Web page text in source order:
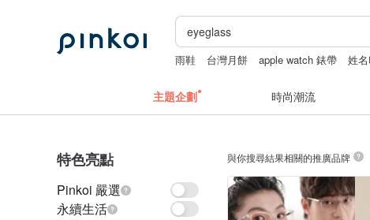
雨鞋 台灣月餅 apple watch 錶帶 姓
主題企劃 時尚潮流
特色亮點
Pinkoi 嚴選
永續生活
與你搜尋結果相關的推廣品牌